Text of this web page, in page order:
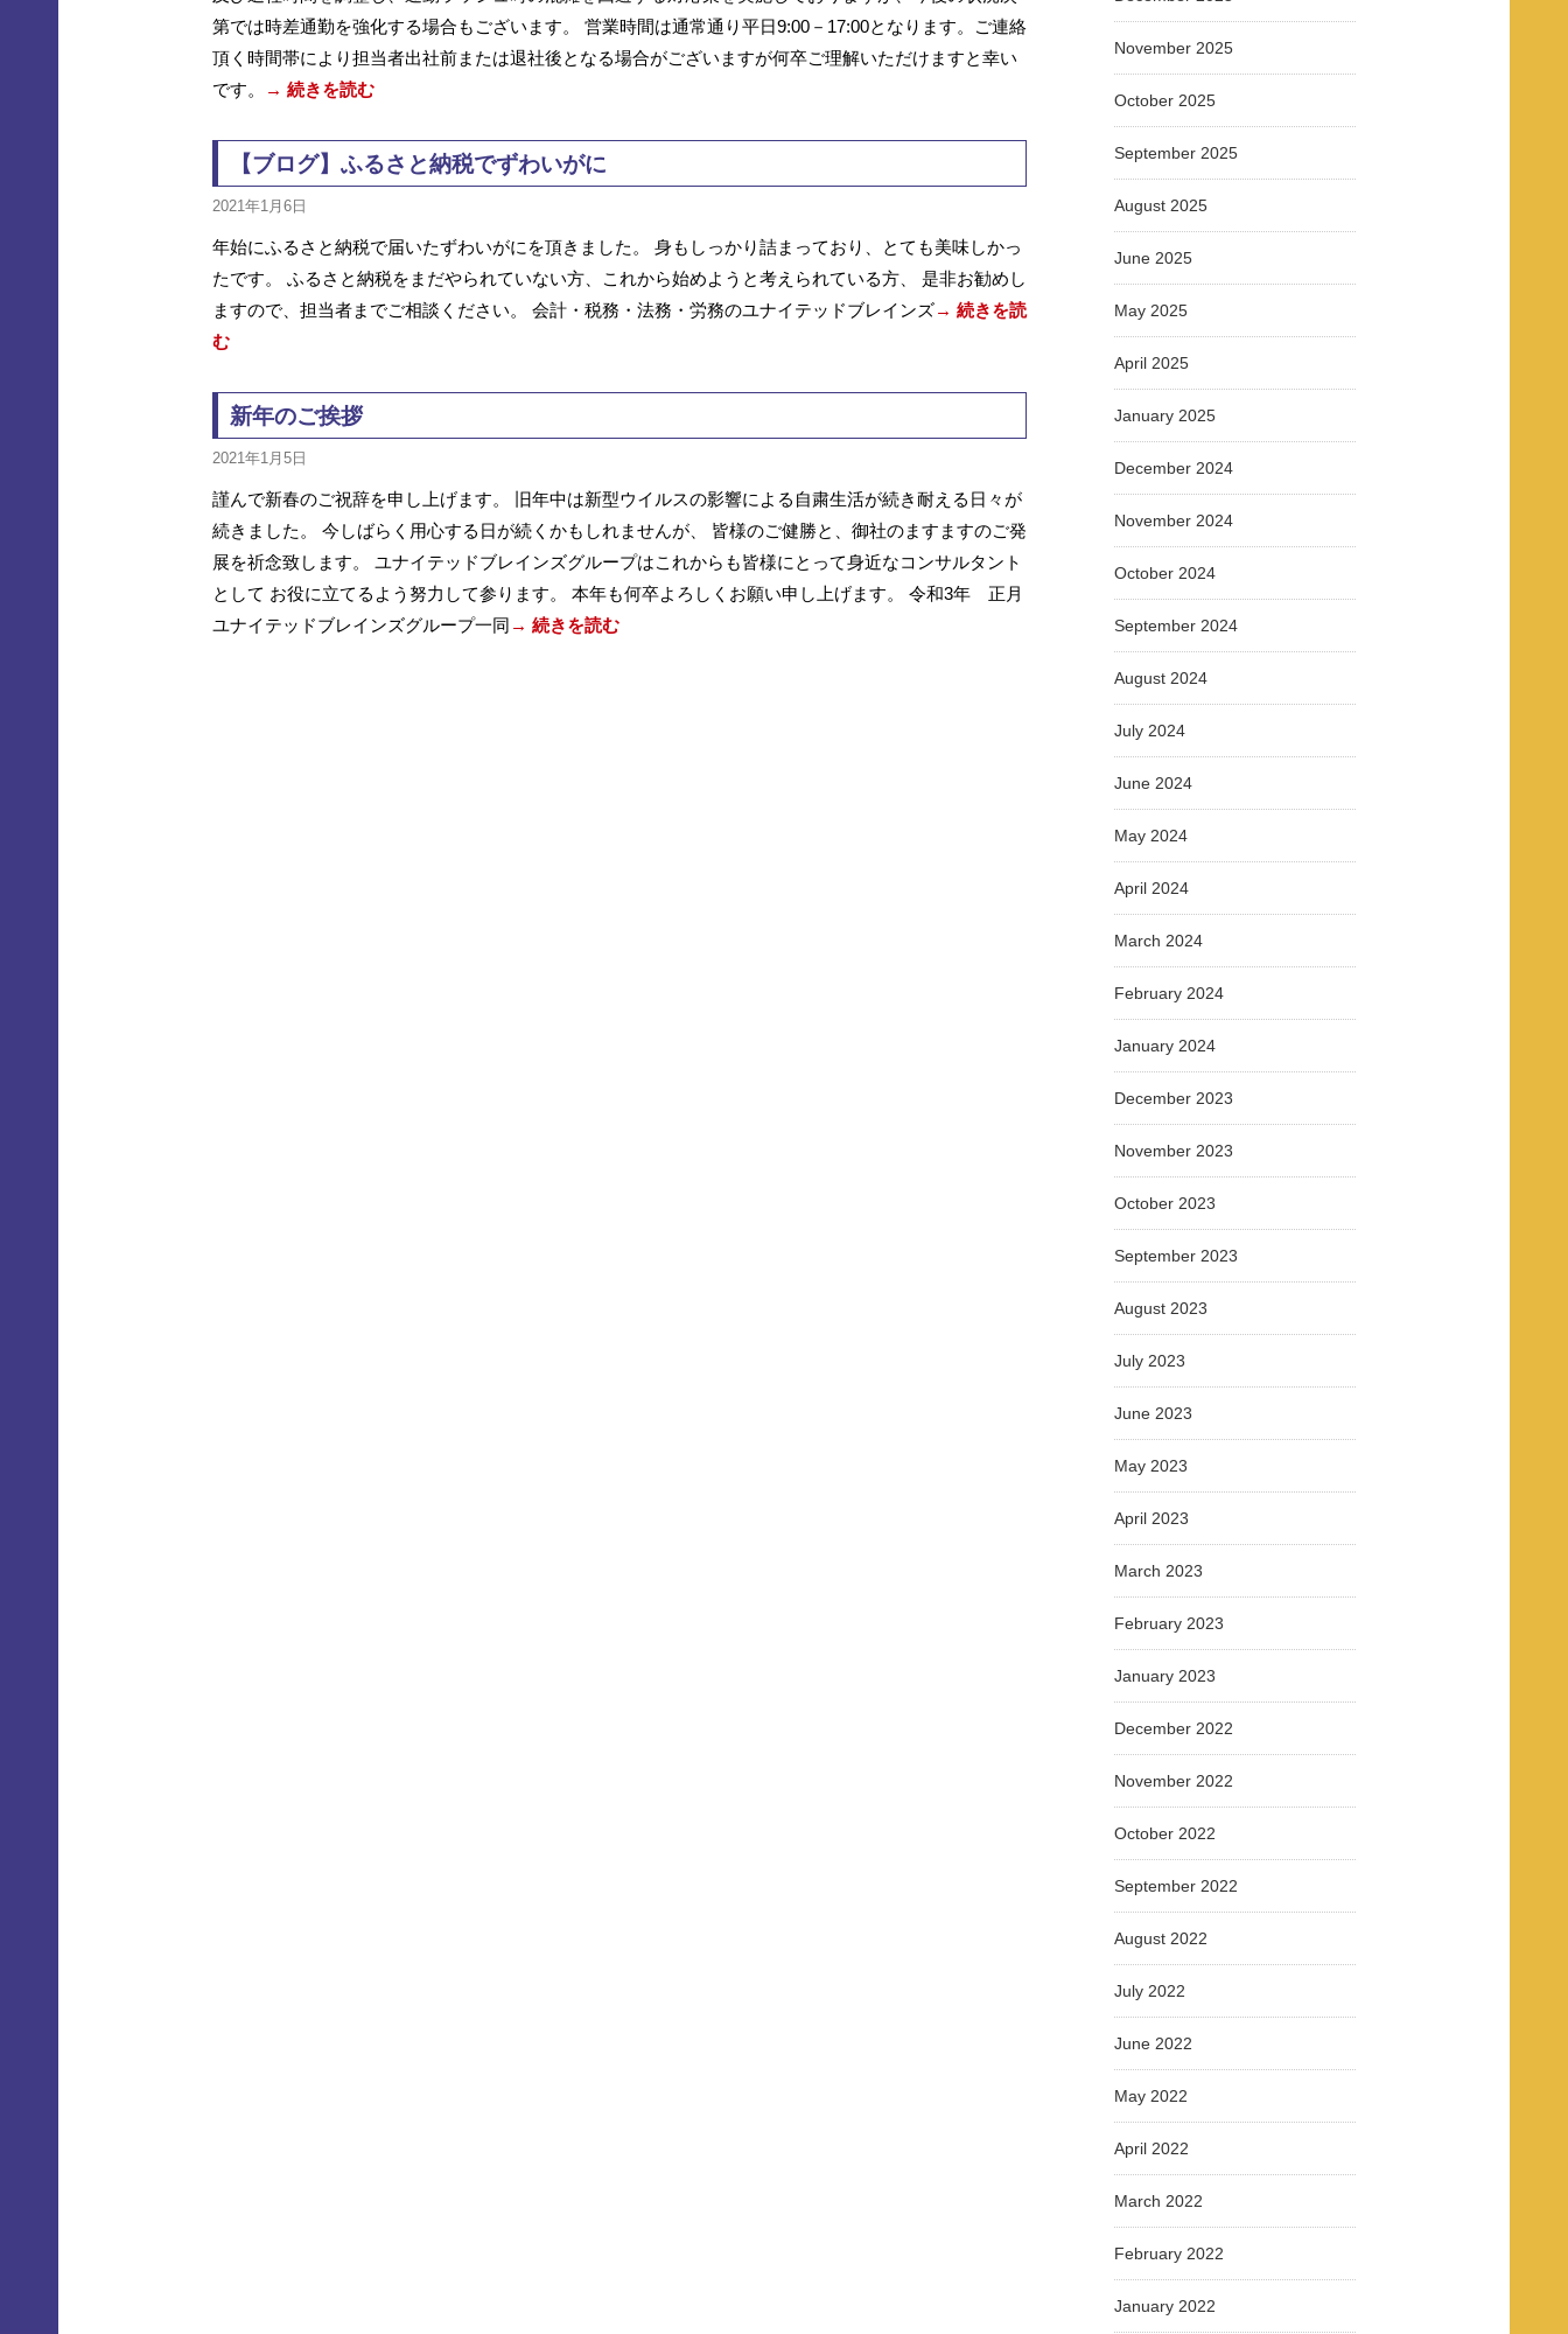
第では時差通勤を強化する場合もございます。 営業時間は通常通り平日9:00－17:00となります。ご連絡
頂く時間帯により担当者出社前または退社後となる場合がございますが何卒ご理解いただけますと幸い
です。
→ 続きを読む
【ブログ】ふるさと納税でずわいがに
2021年1月6日
年始にふるさと納税で届いたずわいがにを頂きました。 身もしっかり詰まっており、とても美味しかっ
たです。 ふるさと納税をまだやられていない方、これから始めようと考えられている方、 是非お勧めし
ますので、担当者までご相談ください。 会計・税務・法務・労務のユナイテッドブレインズ→ 続きを読
む
新年のご挨拶
2021年1月5日
謹んで新春のご祝辞を申し上げます。 旧年中は新型ウイルスの影響による自粛生活が続き耐える日々が
続きました。 今しばらく用心する日が続くかもしれませんが、 皆様のご健勝と、御社のますますのご発
展を祈念致します。 ユナイテッドブレインズグループはこれからも皆様にとって身近なコンサルタント
として お役に立てるよう努力して参ります。 本年も何卒よろしくお願い申し上げます。 令和3年 正月
ユナイテッドブレインズグループ一同 → 続きを読む
November 2025
October 2025
September 2025
August 2025
June 2025
May 2025
April 2025
January 2025
December 2024
November 2024
October 2024
September 2024
August 2024
July 2024
June 2024
May 2024
April 2024
March 2024
February 2024
January 2024
December 2023
November 2023
October 2023
September 2023
August 2023
July 2023
June 2023
May 2023
April 2023
March 2023
February 2023
January 2023
December 2022
November 2022
October 2022
September 2022
August 2022
July 2022
June 2022
May 2022
April 2022
March 2022
February 2022
January 2022